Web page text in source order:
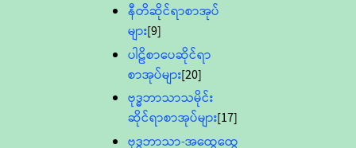
နီတိဆိုင်ရာစာအုပ်
များ[9]
ပါဠိစာပေဆိုင်ရာ
စာအုပ်များ[20]
ဗုဒ္ဓဘာသာသမိုင်း
ဆိုင်ရာစာအုပ်များ[17]
ဗုဒ္ဓဘာသာ-အထွေထွေ